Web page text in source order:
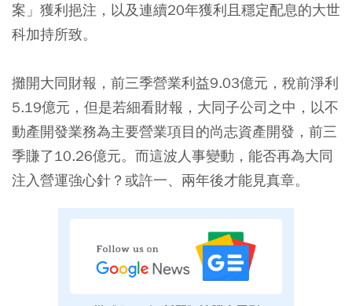
案」獲利挹注，以及連續20年獲利且穩定配息的大世
科加持所致。
攤開大同財報，前三季營業利益9.03億元，稅前淨利
5.19億元，但是若細看財報，大同子公司之中，以不
動產開發業務為主要營業項目的尚志資產開發，前三
季賺了10.26億元。而這波人事變動，能否再為大同
注入營運強心針？或許一、兩年後才能見真章。